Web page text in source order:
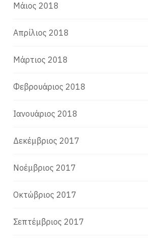
Μάιος 2018
Απρίλιος 2018
Μάρτιος 2018
Φεβρουάριος 2018
Ιανουάριος 2018
Δεκέμβριος 2017
Νοέμβριος 2017
Οκτώβριος 2017
Σεπτέμβριος 2017